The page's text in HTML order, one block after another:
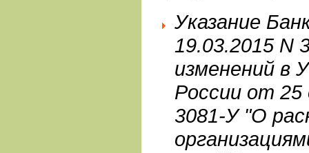
Указание
19.03.2015 N
изменений в
России от 25
3081-У "О